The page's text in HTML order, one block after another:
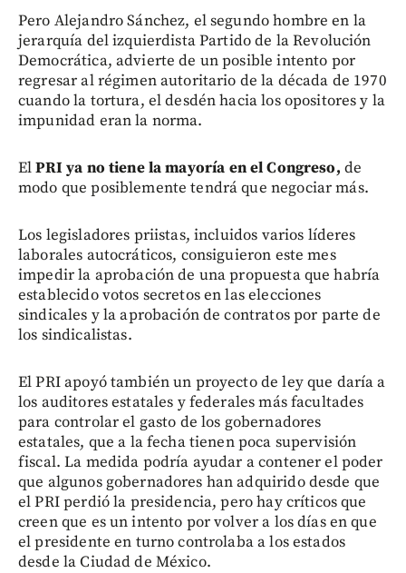
Pero Alejandro Sánchez, el segundo hombre en la
jerarquía del izquierdista Partido de la Revolución
Democrática, advierte de un posible intento por
regresar al régimen autoritario de la década de 1970
cuando la tortura, el desdén hacia los opositores y la
impunidad eran la norma.
ElPRI ya no tiene la mayoría en el Congreso, de
modo que posiblemente tendrá que negociar más.
Los legisladores priistas, incluidos varios líderes
laborales autocráticos, consiguieron este mes
impedir la aprobación de una propuesta que habría
establecido votos secretos en las elecciones
sindicales y la aprobación de contratos por parte de
los sindicalistas.
El PRI apoyó también un proyecto de ley que daría a
los auditores estatales y federales más facultades
para controlar el gasto de los gobernadores
estatales, que a la fecha tienen poca supervisión
fiscal. La medida podría ayudar a contener el poder
que algunos gobernadores han adquirido desde que
el PRI perdió la presidencia, pero hay críticos que
creen que es un intento por volver a los días en que
el presidente en turno controlaba a los estados
desde la Ciudad de México.